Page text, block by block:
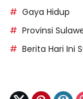
Gaya Hidup
Provinsi
Berita Hari Ini